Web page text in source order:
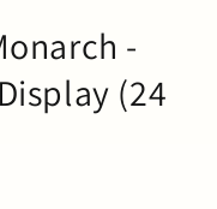
-
(24